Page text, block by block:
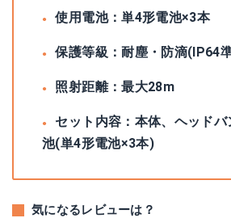
使用電池：単4形電池×3本
保護等級：耐塵・防滴(IP64
照射距離：最大28m
セット内容：本体、ヘッド
池(単4形電池×3本)
気になるレビューは？